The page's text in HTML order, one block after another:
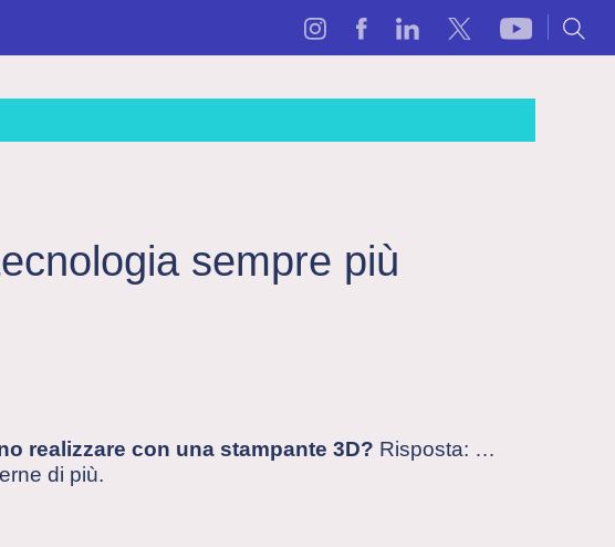
sempre più
realizzare con una stampante 3D? Risposta: …
di più.